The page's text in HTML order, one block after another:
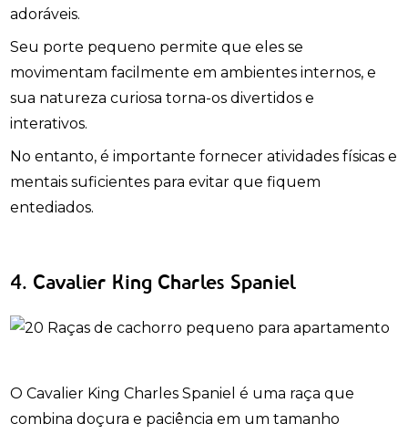
adoráveis.
Seu porte pequeno permite que eles se
movimentam facilmente em ambientes internos, e
sua natureza curiosa torna-os divertidos e
interativos.
No entanto, é importante fornecer atividades físicas e
mentais suficientes para evitar que fiquem
entediados.
4. Cavalier King Charles Spaniel
O Cavalier King Charles Spaniel é uma raça que
combina doçura e paciência em um tamanho